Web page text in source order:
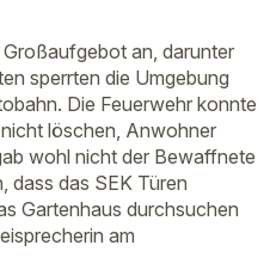
an, darunter
sperrten die Umgebung
Die Feuerwehr konnte
löschen, Anwohner
wohl nicht der Bewaffnete
dass das SEK Türen
Gartenhaus durchsuchen
am